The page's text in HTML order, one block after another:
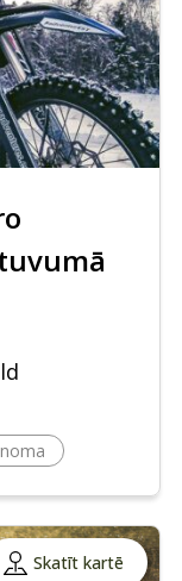
Skatīt kartē